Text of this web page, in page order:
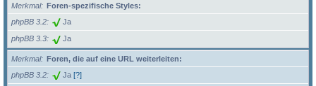
Merkmal
Foren-spezifische Styles:
phpBB 3.2
Ja
phpBB 3.3 Ja
Merkmal
Foren, die auf eine URL weiterleiten:
phpBB 3.2
Ja [?]